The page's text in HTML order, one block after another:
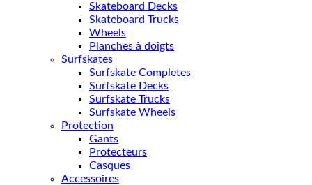
Skateboard Decks
Skateboard Trucks
Wheels
Planches à doigts
Surfskates
Surfskate Completes
Surfskate Decks
Surfskate Trucks
Surfskate Wheels
Protection
Gants
Protecteurs
Casques
Accessoires